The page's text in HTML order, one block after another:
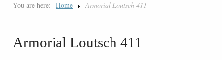
You are here: Home Armorial Loutsch 411
Armorial Loutsch 411